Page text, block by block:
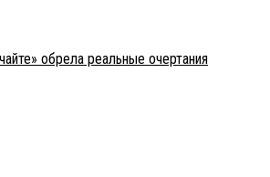
обрела реальные очертания